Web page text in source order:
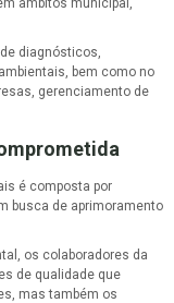
diagnósticos,
bem como no
gerenciamento de
é composta por
busca de aprimoramento
os colaboradores da
de qualidade que
mas também os